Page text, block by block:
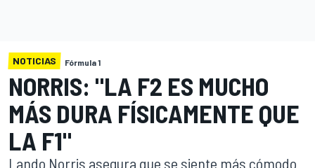
NOTICIAS Fórmula 1
NORRIS: "LA F2 ES MUCHO
MÁS DURA FÍSICAMENTE QUE
LA F1"
Lando Norris asegura que se siente más cómodo